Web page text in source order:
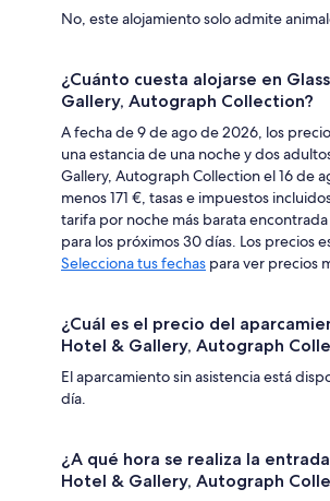
No, este alojamiento solo admite
¿Cuánto cuesta alojarse en
Gallery, Autograph Collection?
A fecha de 9 de ago de 2026, los
una estancia de una noche y dos
Gallery, Autograph Collection el 16 de
menos 171 €, tasas e impuestos
tarifa por noche más barata
para los próximos 30 días. Los precios
Selecciona tus fechas para ver precios
¿Cuál es el precio del
Hotel & Gallery, Autograph
El aparcamiento sin asistencia está
día.
¿A qué hora se realiza la
Hotel & Gallery, Autograph